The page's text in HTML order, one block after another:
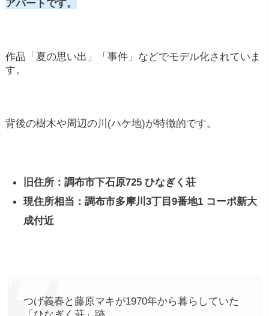
アパートです。
作品「夏の思い出」「事件」などでモデル化されていま
す。
背後の樹木や周辺の川(ハケ地)が特徴的です。
旧住所：調布市下石原725 ひなぎく荘
現住所相当：調布市多摩川3丁目9番地1 コーポ新大
成付近
つげ義春と藤原マキが1970年から暮らしていた